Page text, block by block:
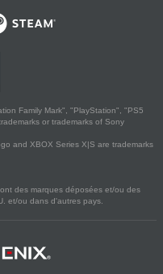
Family Mark", "PlayStation", "PS5
or trademarks of Sony
and XBOX Series X|S are trademarks
des marques déposées et/ou des
et/ou dans d'autres pays.